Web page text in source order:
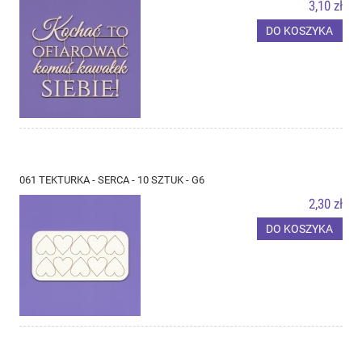
3,10 zł
DO KOSZYKA
061 TEKTURKA - SERCA - 10 SZTUK - G6
2,30 zł
DO KOSZYKA